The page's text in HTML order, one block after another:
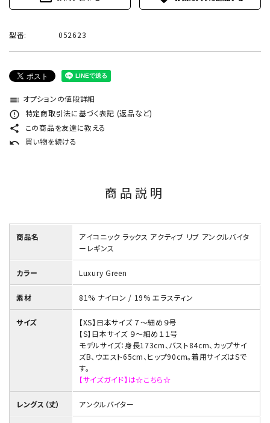
型番: 052623
toc オプションの値段詳細
error_outline 特定商取引法に基づく表記 (返品など)
share この商品を友達に教える
undo 買い物を続ける
商品説明
商品名
アイコニック ラックス アクティブ リブ アンクルバイタ
ーレギンス
カラー Luxury Green
素材 81% ナイロン / 19% エラスティン
サイズ
【XS】日本サイズ ７～細め９号
【S】日本サイズ ９～細め１１号
モデルサイズ：身長173cm、バスト84cm、カップサイ
ズB、ウエスト65cm、ヒップ90cm。着用サイズはSで
す。
【サイズガイド】は☆こちら☆
レングス（丈） アンクルバイター